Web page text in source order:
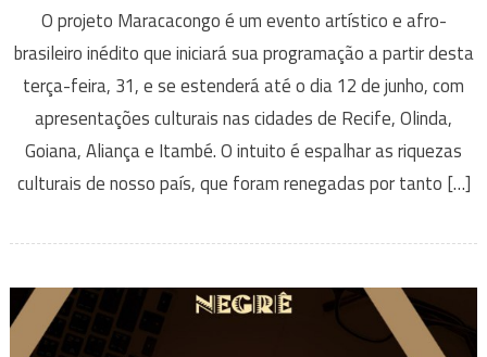
O projeto Maracacongo é um evento artístico e afro-
brasileiro inédito que iniciará sua programação a partir desta
terça-feira, 31, e se estenderá até o dia 12 de junho, com
apresentações culturais nas cidades de Recife, Olinda,
Goiana, Aliança e Itambé. O intuito é espalhar as riquezas
culturais de nosso país, que foram renegadas por tanto […]